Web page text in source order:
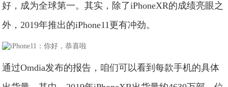
好，成为全球第一。其实，除了iPhoneXR的成绩亮眼之
外，2019年推出的iPhone11更有冲劲。
通过Omdia发布的报告，咱们可以看到每款手机的具体